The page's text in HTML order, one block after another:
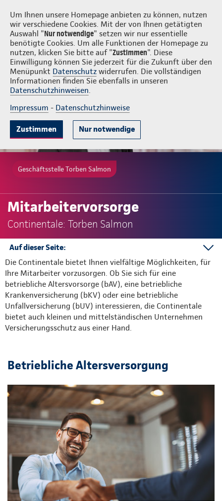
Um Ihnen unsere Homepage anbieten zu können, nutzen
wir verschiedene Cookies. Mit der von Ihnen getätigten
Auswahl "Nur notwendige" setzen wir nur essentielle
benötigte Cookies. Um alle Funktionen der Homepage zu
nutzen, klicken Sie bitte auf "Zustimmen". Diese
Einwilligung können Sie jederzeit für die Zukunft über den
Menüpunkt Datenschutz widerrufen. Die vollständigen
Informationen finden Sie ebenfalls in unseren
Datenschutzhinweisen.
Impressum - Datenschutzhinweise
Zustimmen Nur notwendige
Torben Salmon Login
Geschäftsstelle Torben Salmon
Mitarbeitervorsorge
Continentale: Torben Salmon
Auf dieser Seite:
bAV
bKV
bUV
Die Continentale bietet Ihnen vielfältige Möglichkeiten, für
Ihre Mitarbeiter vorzusorgen. Ob Sie sich für eine
betriebliche Altersvorsorge (bAV), eine betriebliche
Krankenversicherung (bKV) oder eine betriebliche
Unfallversicherung (bUV) interessieren, die Continentale
bietet auch kleinen und mittelständischen Unternehmen
Versicherungsschutz aus einer Hand.
Betriebliche Altersversorgung